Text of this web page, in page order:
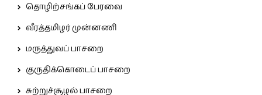
தொழிற்சங்கப் பேரவை
வீரத்தமிழர் முன்னணி
மருத்துவப் பாசறை
குருதிக்கொடைப் பாசறை
சுற்றுச்சூழல் பாசறை